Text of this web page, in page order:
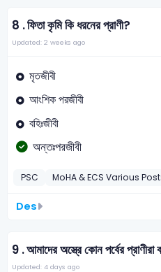
8 .ফিতা কৃমি কি ধরনের প্রাণী?
Updated: 2 weeks ago
মৃতজীবী
আংশিক পরজীবী
বহিঃজীবী
অন্তঃপরজীবী
PSC MoHA & ECS Various
Des
9 .আমাদের অস্ত্রে কোন পর্বের প্রাণীরা
Updated: 4 days ago